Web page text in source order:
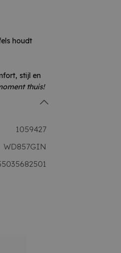
houdt
stijl en
thuis!
1059427
WD857GIN